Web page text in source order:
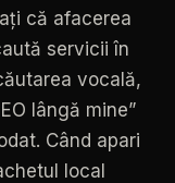
că afacerea
servicii în
vocală,
lângă mine”
Când apari
local